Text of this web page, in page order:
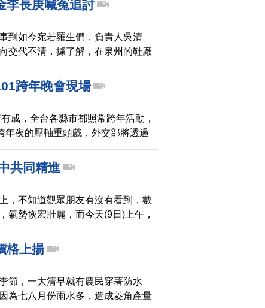
有共同民主價值，而且尊重基本人
輿論。
李長庚喊冤追討
到如今宛若羅生們，負責人吳清
交代不清，據了解，在泉州的鞋廠
行聯貸的6000萬美元，至今全無下
重話批評。
跨年晚會現場
成，全台各縣市都照常跨年活動，
年夜的壓軸重頭戲，外交部將透過
下午三點開放入場，不少民眾排隊
北市的跨年現場。
共同精進
，不知道觀眾朋友有沒有看到，數
氣勢恢宏壯麗，而今天(9日)上午，
會也在台北召開，還有許多來自國
7500人，一起來看看。
格上揚
節，一大清早就有農民穿著防水
為七八月份雨水多，造成菱角產量